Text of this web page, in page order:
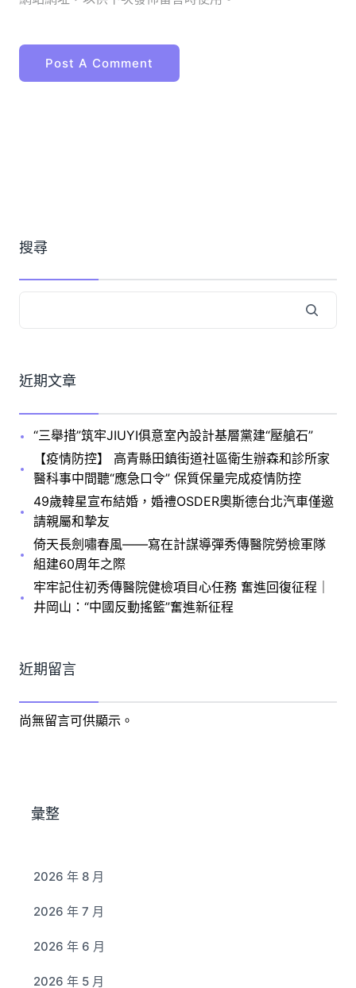
搜尋
近期文章
“三舉措”筑牢JIUYI俱意室內設計基層黨建“壓艙石”
【疫情防控】 高青縣田鎮街道社區衛生辦森和診所家
醫科事中間聽“應急口令” 保質保量完成疫情防控
49歲韓星宣布結婚，婚禮OSDER奧斯德台北汽車僅邀
請親屬和摯友
倚天長劍嘯春風——寫在計謀導彈秀傳醫院勞檢軍隊
組建60周年之際
牢牢記住初秀傳醫院健檢項目心任務 奮進回復征程｜
井岡山：“中國反動搖籃”奮進新征程
近期留言
尚無留言可供顯示。
彙整
2026 年 8 月
2026 年 7 月
2026 年 6 月
2026 年 5 月